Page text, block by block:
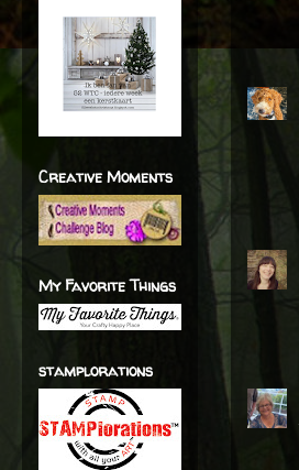
Creative Moments
My Favorite Things
stamplorations